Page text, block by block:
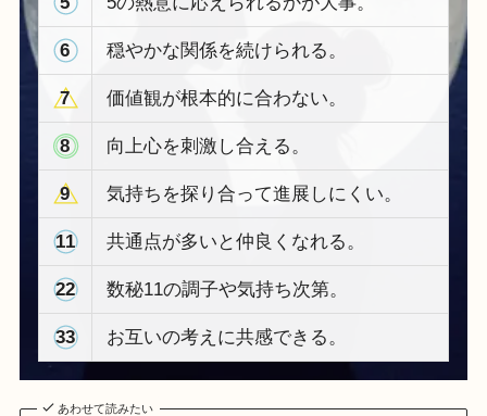
6 穏やかな関係を続けられる。
7 価値観が根本的に合わない。
8 向上心を刺激し合える。
9 気持ちを探り合って進展しにくい。
11 共通点が多いと仲良くなれる。
22 数秘11の調子や気持ち次第。
33 お互いの考えに共感できる。
あわせて読みたい